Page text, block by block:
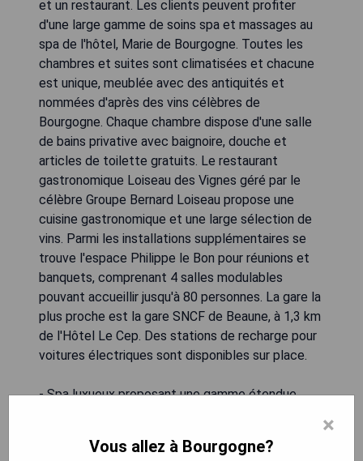
et un restaurant. Les clients peuvent profiter
d'une large gamme de soins spa et massages au
spa de l'hôtel, Marie de Bourgogne. Toutes les
chambres et suites sont climatisées et chacune
est unique, meublée avec des antiquités et
nommées d'après des vins célèbres de
Bourgogne. Chaque chambre dispose d'une salle
de bains privative avec baignoire, douche et
articles de toilette gratuits. Le restaurant
gastronomique Loiseau des Vignes géré par le
célèbre Groupe Bernard Loiseau propose une
cuisine gastronomique et une large sélection de
vins. Parmi les installations supplémentaires se
trouve l'espace Philippe le Bon pour réunions et
banquets, comprenant 4 salles modulables
pouvant accueillir jusqu'à 80 personnes. La gare la
plus proche est la gare SNCF de Beaune, à 1,3 km
de l'Hôtel Le Cep. Des stations de recharge pour
voitures électriques sont disponibles sur place.
- Spa luxueux proposant une gamme étendue
×
Vous allez à Bourgogne?